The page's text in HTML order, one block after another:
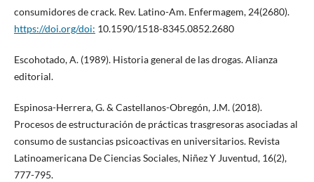
consumidores de crack. Rev. Latino-Am. Enfermagem, 24(2680).
https://doi.org/doi: 10.1590/1518-8345.0852.2680
Escohotado, A. (1989). Historia general de las drogas. Alianza
editorial.
Espinosa-Herrera, G. & Castellanos-Obregón, J.M. (2018).
Procesos de estructuración de prácticas trasgresoras asociadas al
consumo de sustancias psicoactivas en universitarios. Revista
Latinoamericana De Ciencias Sociales, Niñez Y Juventud, 16(2),
777-795.